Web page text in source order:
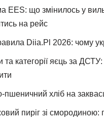
EES: що змінилось у
на рейс
Diia.Pl 2026: чому
та категорії яєць за
пшеничний хліб на
пиріг зі смородиною: